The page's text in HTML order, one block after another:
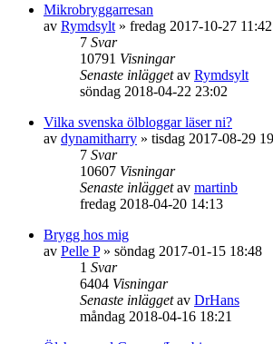
Mikrobryggarresan
av Rymdsylt » fredag 2017-10-27 11:42
7 Svar
10791 Visningar
Senaste inläggetav Rymdsylt
söndag 2018-04-22 23:02
Vilka svenska ölbloggar läser ni?
av dynamitharry » tisdag 2017-08-29
7 Svar
10607 Visningar
Senaste inläggetav martinb
fredag 2018-04-20 14:13
Brygg hos mig
av Pelle P» söndag 2017-01-15 18:48
1 Svar
6404 Visningar
Senaste inläggetav DrHans
måndag 2018-04-16 18:21